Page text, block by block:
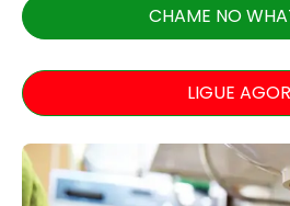
CHAME NO
LIGUE